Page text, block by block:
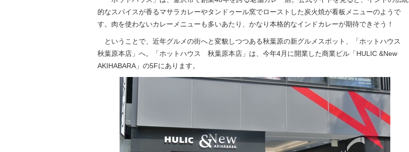
的なスパイスが香るマサラカレーやタンドゥール窯でローストした炭火焼が看板メニューのようで
す。肉を使わないカレーメニューも多いあたり、かなり本格的なインドカレーが期待できそう！
ということで、近年グルメの街へと変貌しつつある秋葉原の新グルメスポット、「ホットハウス
秋葉原本店」へ。「ホットハウス 秋葉原本店」は、今年4月に開業した商業ビル「HULIC &New
AKIHABARA」の5Fにあります。